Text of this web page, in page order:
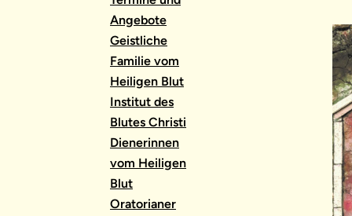
Angebote
Geistliche
Familie vom
Heiligen Blut
Institut des
Blutes Christi
Dienerinnen
vom Heiligen
Blut
Oratorianer